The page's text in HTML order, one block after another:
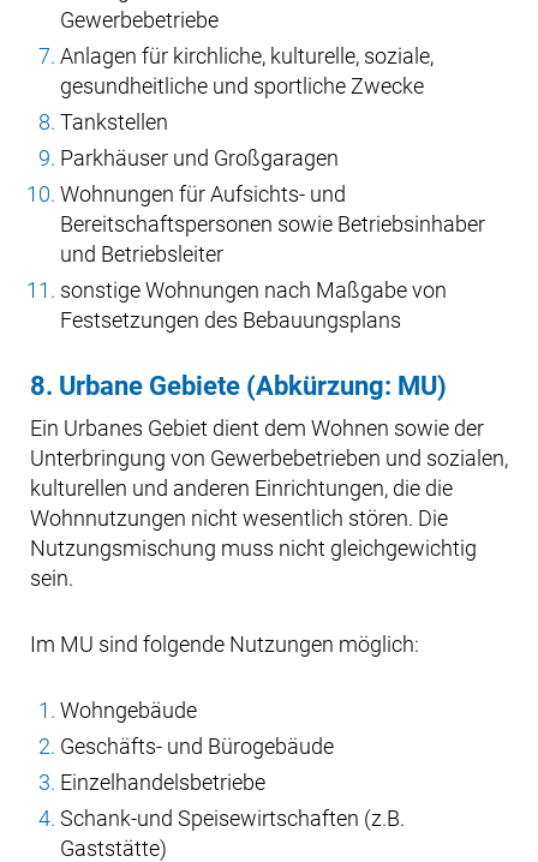
Gewerbebetriebe
Anlagen für kirchliche, kulturelle, soziale,
gesundheitliche und sportliche Zwecke
Tankstellen
Parkhäuser und Großgaragen
Wohnungen für Aufsichts- und
Bereitschaftspersonen sowie Betriebsinhaber
und Betriebsleiter
sonstige Wohnungen nach Maßgabe von
Festsetzungen des Bebauungsplans
8. Urbane Gebiete (Abkürzung: MU)
Ein Urbanes Gebiet dient dem Wohnen sowie der
Unterbringung von Gewerbebetrieben und sozialen,
kulturellen und anderen Einrichtungen, die die
Wohnnutzungen nicht wesentlich stören. Die
Nutzungsmischung muss nicht gleichgewichtig
sein.
Im MU sind folgende Nutzungen möglich:
Wohngebäude
Geschäfts- und Bürogebäude
Einzelhandelsbetriebe
Schank-und Speisewirtschaften (z.B.
Gaststätte)